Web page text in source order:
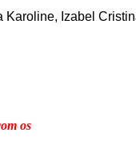
Izabel
os